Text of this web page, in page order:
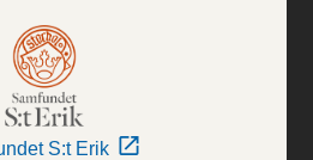
S:t Erik